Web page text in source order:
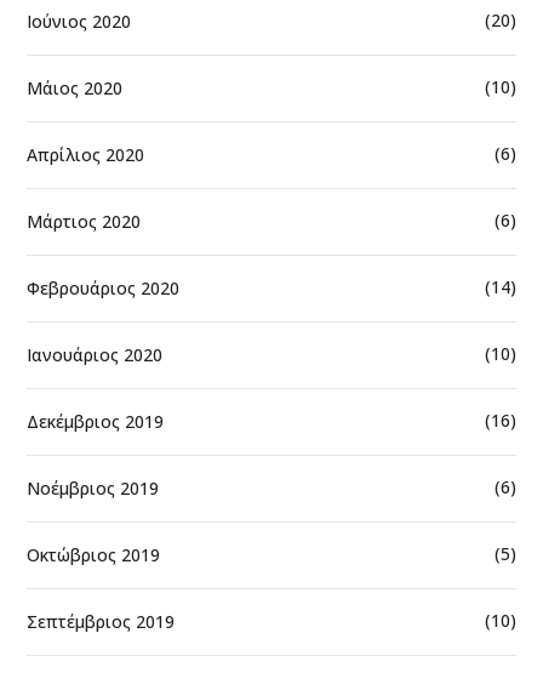
Ιούνιος 2020 (20)
Μάιος 2020 (10)
Απρίλιος 2020 (6)
Μάρτιος 2020 (6)
Φεβρουάριος 2020 (14)
Ιανουάριος 2020 (10)
Δεκέμβριος 2019 (16)
Νοέμβριος 2019 (6)
Οκτώβριος 2019 (5)
Σεπτέμβριος 2019 (10)